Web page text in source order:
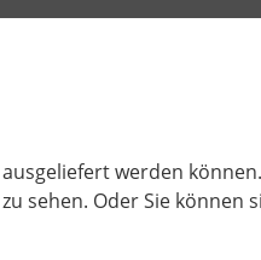
werden
sehen. Oder Sie können